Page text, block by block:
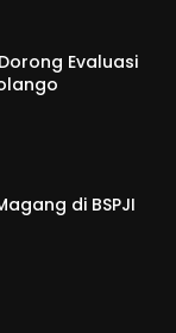
Evaluasi
di BSPJI